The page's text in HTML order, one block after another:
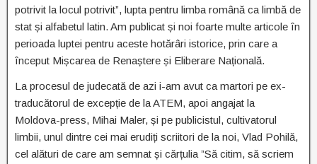
potrivit la locul potrivit”, lupta pentru limba română ca limbă de
stat și alfabetul latin. Am publicat și noi foarte multe articole în
perioada luptei pentru aceste hotărâri istorice, prin care a
început Mișcarea de Renaștere și Eliberare Națională.
La procesul de judecată de azi i-am avut ca martori pe ex-
traducătorul de excepție de la ATEM, apoi angajat la
Moldova-press, Mihai Maler, și pe publicistul, cultivatorul
limbii, unul dintre cei mai erudiți scriitori de la noi, Vlad Pohilă,
cel alături de care am semnat și cărțulia ”Să citim, să scriem